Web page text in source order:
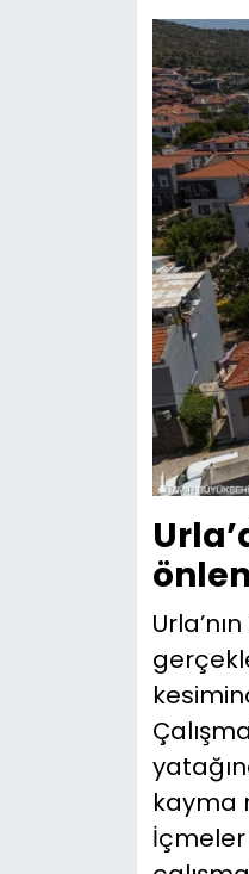
kayma
İçmeler